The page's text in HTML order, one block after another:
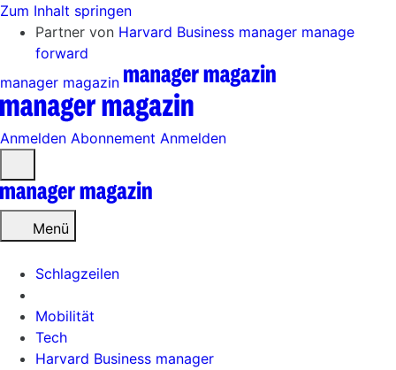
Zum Inhalt springen
Partner von Harvard Business manager manage
forward
manager magazin
Anmelden Abonnement Anmelden
öffnen
Menü
Schlagzeilen
Mobilität
Tech
Harvard Business manager